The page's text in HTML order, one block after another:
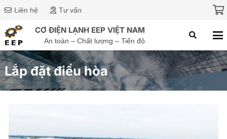
Liên hệ Tư vấn
CƠ ĐIỆN LẠNH EEP VIỆT NAM
An toàn – Chất lượng – Tiến độ
Lắp đặt điều hòa